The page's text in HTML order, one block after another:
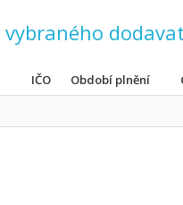
vybraného
IČO Období plnění